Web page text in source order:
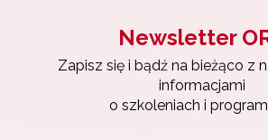
Newsletter
Zapisz się i bądź na bieżąco z
informacjami
o szkoleniach i
Wyrażam zgodę na przetwarzanie
osobowych przez ORE w celach
Zapisuję się